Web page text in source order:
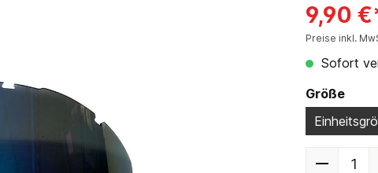
9,90
Preise inkl.
Sofort
Größe